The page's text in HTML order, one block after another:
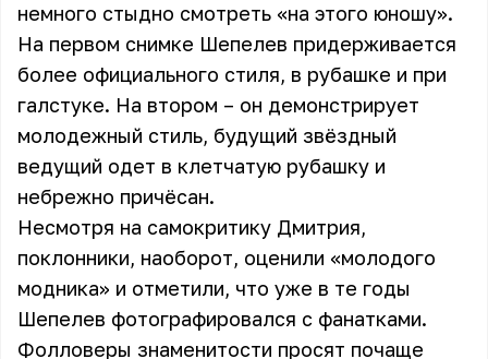
немного стыдно смотреть «на этого юношу».
На первом снимке Шепелев придерживается
более официального стиля, в рубашке и при
галстуке. На втором – он демонстрирует
молодежный стиль, будущий звёздный
ведущий одет в клетчатую рубашку и
небрежно причёсан.
Несмотря на самокритику Дмитрия,
поклонники, наоборот, оценили «молодого
модника» и отметили, что уже в те годы
Шепелев фотографировался с фанатками.
Фолловеры знаменитости просят почаще